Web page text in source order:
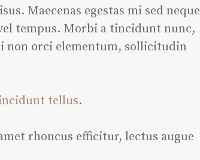
Maecenas egestas mi sed neque
tempus. Morbi a tincidunt nunc,
non orci elementum, sollicitudin
tellus.
rhoncus efficitur, lectus augue